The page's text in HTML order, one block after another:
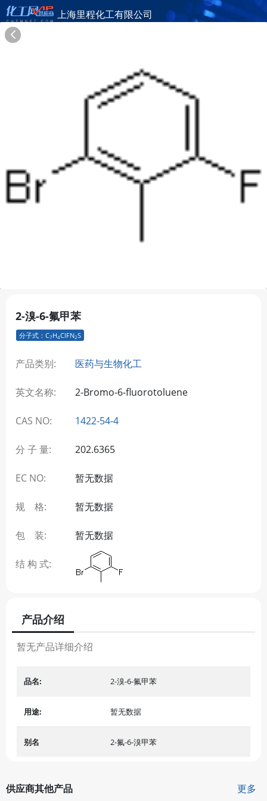
上海里程化工有限公司
上海里程化工有限公司
供应商合作
2-溴-6-氟甲苯
分子式：C7H4ClFN2S
产品类别: 医药与生物化工
英文名称: 2-Bromo-6-fluorotoluene
CAS NO: 1422-54-4
分 子 量: 202.6365
EC NO: 暂无数据
规 格: 暂无数据
包 装: 暂无数据
结 构 式:
产品介绍
暂无产品详细介绍
品名: 2-溴-6-氟甲苯
用途: 暂无数据
别名 2-氟-6-溴甲苯
供应商其他产品 更多